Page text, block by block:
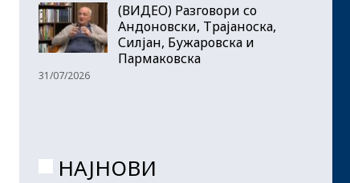
(ВИДЕО) Разговори со
Андоновски, Трајаноска,
Силјан, Бужаровска и
Пармаковска
31/07/2026
НАЈНОВИ